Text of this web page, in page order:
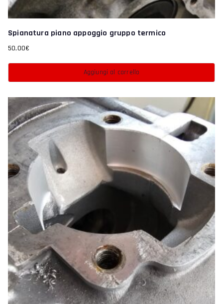
Spianatura piano appoggio gruppo termico
50,00€
Aggiungi al carrello